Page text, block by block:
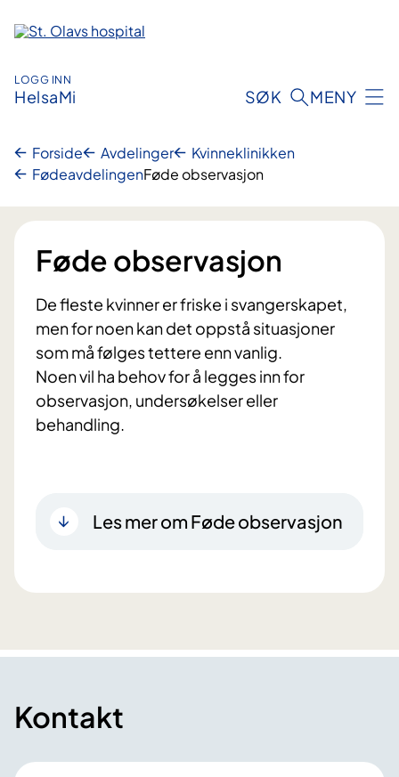
innhold
LOGG INN
HelsaMi SØK MENY
Forside Avdelinger
Kvinneklinikken
FødeavdelingenFøde observasjon
Føde observasjon
De fleste kvinner er friske i svangerskapet,
men for noen kan det oppstå situasjoner
som må følges tettere enn vanlig.
Noen vil ha behov for å legges inn for
observasjon, undersøkelser eller
behandling.
Les mer om Føde observasjon
Kontakt